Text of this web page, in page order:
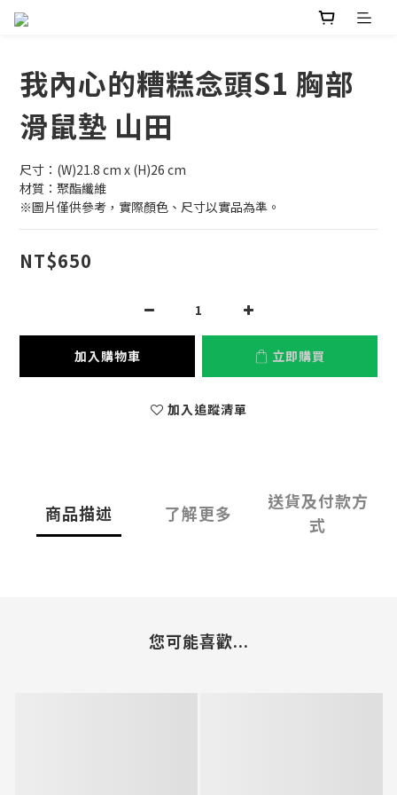
我內心的糟糕念頭S1 胸部
滑鼠墊 山田
尺寸：(W)21.8 cm x (H)26 cm
材質：聚酯纖維
※圖片僅供參考，實際顏色、尺寸以實品為準。
NT$650
加入購物車 立即購買
加入追蹤清單
商品描述 了解更多
送貨及付款方
式
您可能喜歡...